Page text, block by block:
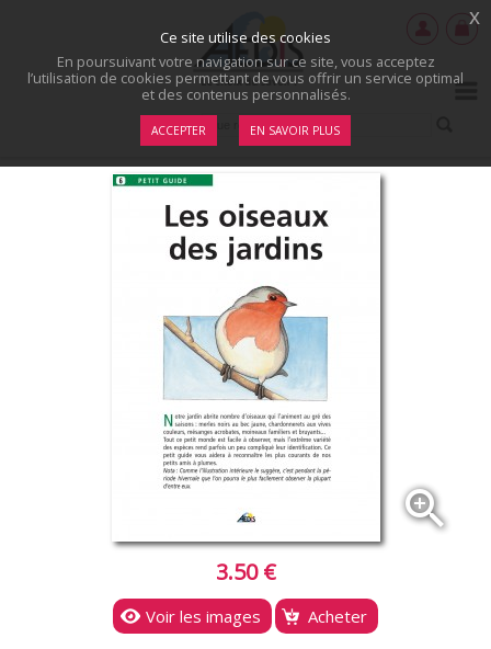
zoom_in
3.50 €
Voir les images Acheter
Ce site utilise des cookies
En poursuivant votre navigation sur ce site, vous acceptez
l’utilisation de cookies permettant de vous offrir un service optimal
et des contenus personnalisés.
ACCEPTER EN SAVOIR PLUS
x